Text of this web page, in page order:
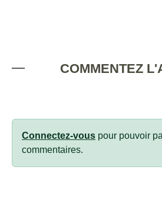
COMMENTEZ
Connectez-vous pour pouvoir
commentaires.